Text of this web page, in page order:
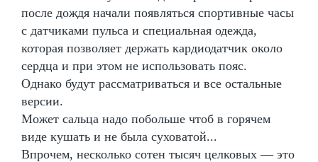
после дождя начали появляться спортивные часы
с датчиками пульса и специальная одежда,
которая позволяет держать кардиодатчик около
сердца и при этом не использовать пояс.
Однако будут рассматриваться и все остальные
версии.
Может сальца надо побольше чтоб в горячем
виде кушать и не была суховатой...
Впрочем, несколько сотен тысяч целковых — это